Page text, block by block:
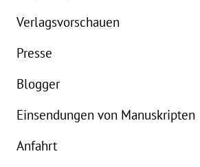
Verlagsvorschauen
Presse
Blogger
Einsendungen von Manuskripten
Anfahrt